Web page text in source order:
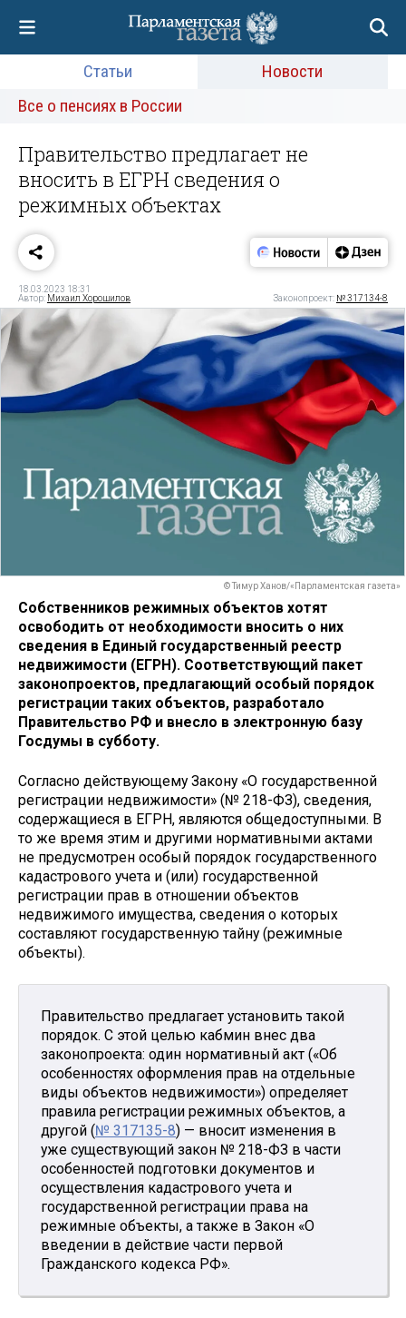
Статьи
Новости
Все о пенсиях в России
Правительство предлагает не
вносить в ЕГРН сведения о
режимных объектах
18.03.2023 18:31
Автор: Михаил Хорошилов Законопроект: № 317134-8
© Тимур Ханов/«Парламентская газета»
Собственников режимных объектов хотят
освободить от необходимости вносить о них
сведения в Единый государственный реестр
недвижимости (ЕГРН). Соответствующий пакет
законопроектов, предлагающий особый порядок
регистрации таких объектов, разработало
Правительство РФ и внесло в электронную базу
Госдумы в субботу.
Согласно действующему Закону «О государственной
регистрации недвижимости» (№ 218-ФЗ), сведения,
содержащиеся в ЕГРН, являются общедоступными. В
то же время этим и другими нормативными актами
не предусмотрен особый порядок государственного
кадастрового учета и (или) государственной
регистрации прав в отношении объектов
недвижимого имущества, сведения о которых
составляют государственную тайну (режимные
объекты).
Правительство предлагает установить такой
порядок. С этой целью кабмин внес два
законопроекта: один нормативный акт («Об
особенностях оформления прав на отдельные
виды объектов недвижимости») определяет
правила регистрации режимных объектов, а
другой (№ 317135-8) — вносит изменения в
уже существующий закон № 218-ФЗ в части
особенностей подготовки документов и
осуществления кадастрового учета и
государственной регистрации права на
режимные объекты, а также в Закон «О
введении в действие части первой
Гражданского кодекса РФ».